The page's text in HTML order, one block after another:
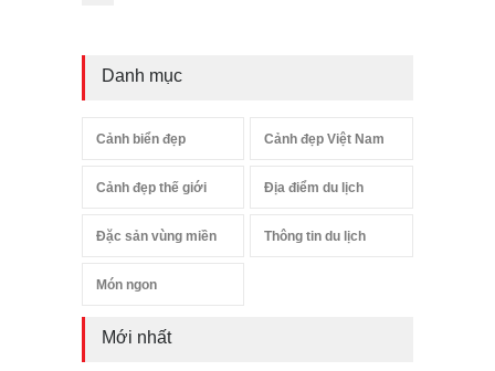
Danh mục
Cảnh biển đẹp Cảnh đẹp Việt Nam
Cảnh đẹp thế giới Địa điểm du lịch
Đặc sản vùng miền Thông tin du lịch
Món ngon
Mới nhất